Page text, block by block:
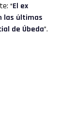
“El ex
las últimas
de Úbeda”.